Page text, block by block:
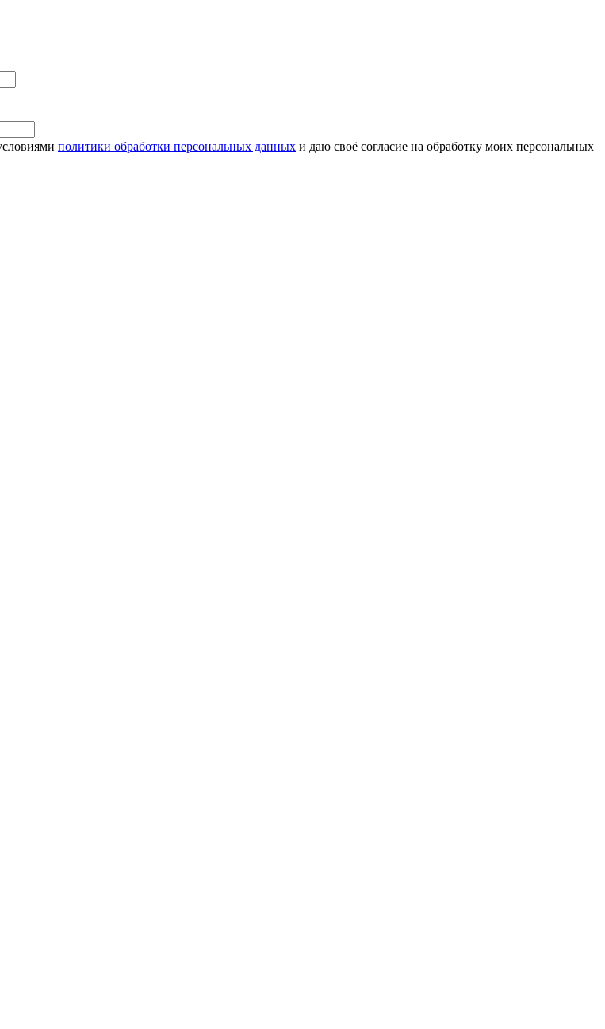
политики обработки персональных данных и даю своё согласие на обработку моих персональных